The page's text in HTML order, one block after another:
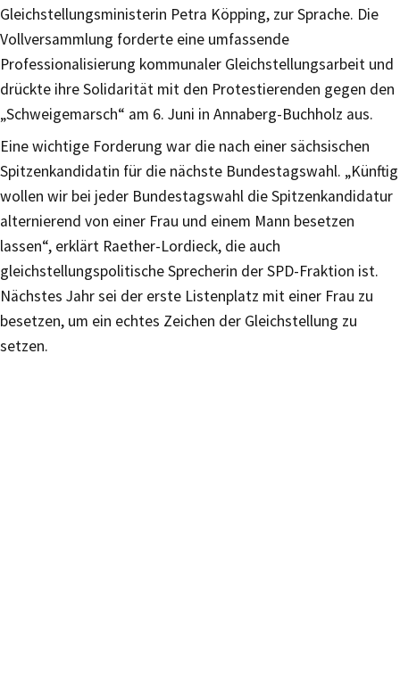
Gleichstellungsministerin Petra Köpping, zur Sprache. Die
Vollversammlung forderte eine umfassende
Professionalisierung kommunaler Gleichstellungsarbeit und
drückte ihre Solidarität mit den Protestierenden gegen den
„Schweigemarsch“ am 6. Juni in Annaberg-Buchholz aus.
Eine wichtige Forderung war die nach einer sächsischen
Spitzenkandidatin für die nächste Bundestagswahl. „Künftig
wollen wir bei jeder Bundestagswahl die Spitzenkandidatur
alternierend von einer Frau und einem Mann besetzen
lassen“, erklärt Raether-Lordieck, die auch
gleichstellungspolitische Sprecherin der SPD-Fraktion ist.
Nächstes Jahr sei der erste Listenplatz mit einer Frau zu
besetzen, um ein echtes Zeichen der Gleichstellung zu
setzen.